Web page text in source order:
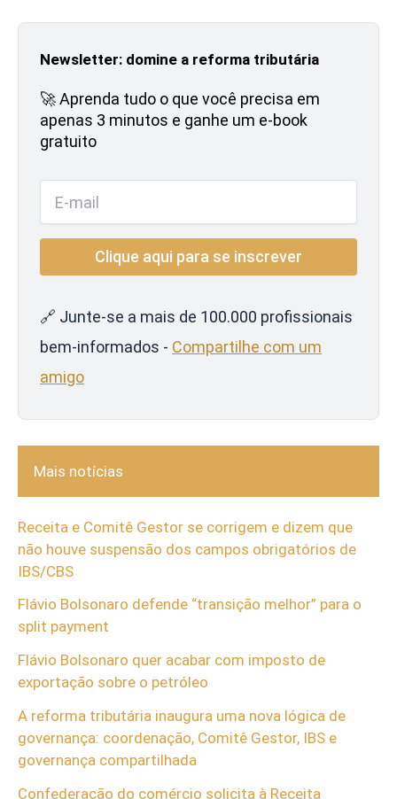
Newsletter: domine a reforma tributária
🚀 Aprenda tudo o que você precisa em
apenas 3 minutos e ganhe um e-book
gratuito
🔗 Junte-se a mais de 100.000 profissionais
bem-informados - Compartilhe com um
amigo
Mais notícias
Receita e Comitê Gestor se corrigem e dizem que
não houve suspensão dos campos obrigatórios de
IBS/CBS
Flávio Bolsonaro defende “transição melhor” para o
split payment
Flávio Bolsonaro quer acabar com imposto de
exportação sobre o petróleo
A reforma tributária inaugura uma nova lógica de
governança: coordenação, Comitê Gestor, IBS e
governança compartilhada
Confederação do comércio solicita à Receita